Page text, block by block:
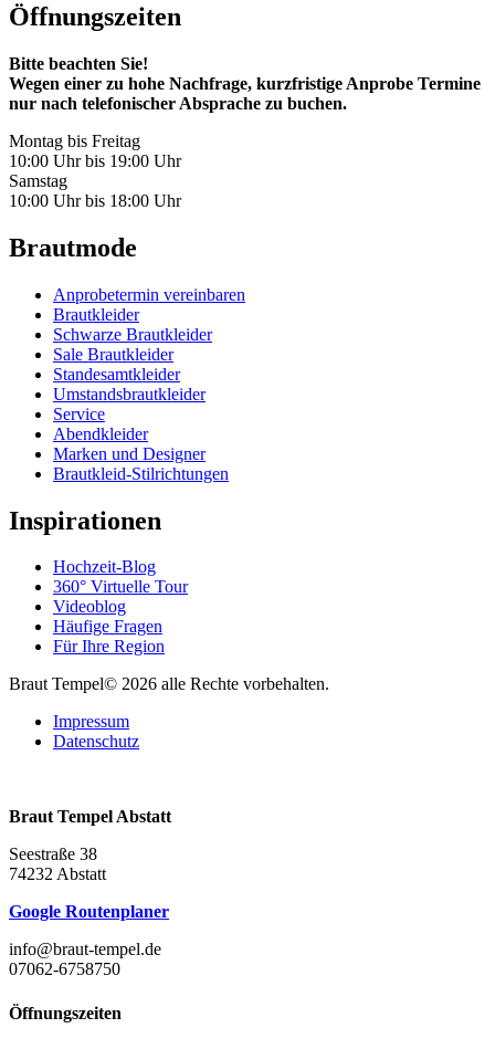
Öffnungszeiten
Bitte beachten Sie!
Wegen einer zu hohe Nachfrage, kurzfristige Anprobe Termine
nur nach telefonischer Absprache zu buchen.
Montag bis Freitag
10:00 Uhr bis 19:00 Uhr
Samstag
10:00 Uhr bis 18:00 Uhr
Brautmode
Anprobetermin vereinbaren
Brautkleider
Schwarze Brautkleider
Sale Brautkleider
Standesamtkleider
Umstandsbrautkleider
Service
Abendkleider
Marken und Designer
Brautkleid-Stilrichtungen
Inspirationen
Hochzeit-Blog
360° Virtuelle Tour
Videoblog
Häufige Fragen
Für Ihre Region
Braut Tempel© 2026 alle Rechte vorbehalten.
Impressum
Datenschutz
Braut Tempel Abstatt
Seestraße 38
74232 Abstatt
Google Routenplaner
info@braut-tempel.de
07062-6758750
Öffnungszeiten